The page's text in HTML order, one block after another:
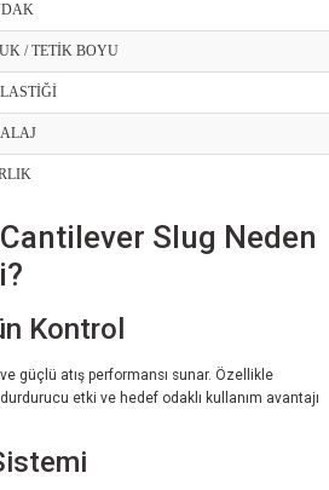
/ TETİK BOYU
Slug Neden
Kontrol
güçlü atış performansı sunar. Özellikle
etki ve hedef odaklı kullanım avantajı